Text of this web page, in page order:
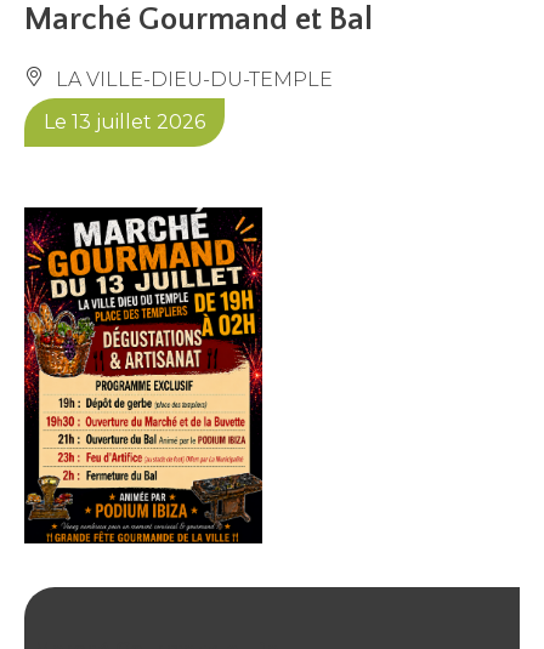
Marché Gourmand et Bal
LA VILLE-DIEU-DU-TEMPLE
Le 13 juillet 2026